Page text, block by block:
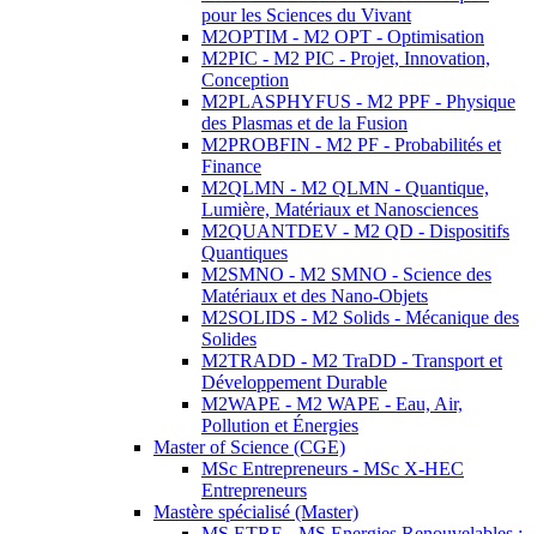
pour les Sciences du Vivant
M2OPTIM - M2 OPT - Optimisation
M2PIC - M2 PIC - Projet, Innovation,
Conception
M2PLASPHYFUS - M2 PPF - Physique
des Plasmas et de la Fusion
M2PROBFIN - M2 PF - Probabilités et
Finance
M2QLMN - M2 QLMN - Quantique,
Lumière, Matériaux et Nanosciences
M2QUANTDEV - M2 QD - Dispositifs
Quantiques
M2SMNO - M2 SMNO - Science des
Matériaux et des Nano-Objets
M2SOLIDS - M2 Solids - Mécanique des
Solides
M2TRADD - M2 TraDD - Transport et
Développement Durable
M2WAPE - M2 WAPE - Eau, Air,
Pollution et Énergies
Master of Science (CGE)
MSc Entrepreneurs - MSc X-HEC
Entrepreneurs
Mastère spécialisé (Master)